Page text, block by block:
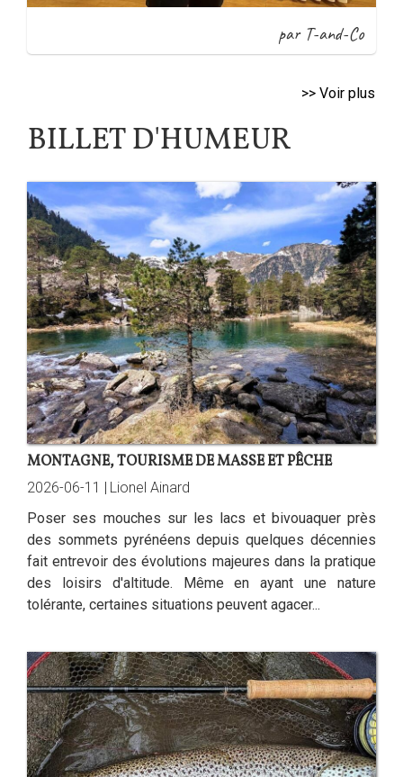
par T-and-Co
>> Voir plus
BILLET D'HUMEUR
MONTAGNE, TOURISME DE MASSE ET PÊCHE
2026-06-11 |
Lionel Ainard
Poser ses mouches sur les lacs et bivouaquer près
des sommets pyrénéens depuis quelques décennies
fait entrevoir des évolutions majeures dans la pratique
des loisirs d'altitude. Même en ayant une nature
tolérante, certaines situations peuvent agacer...